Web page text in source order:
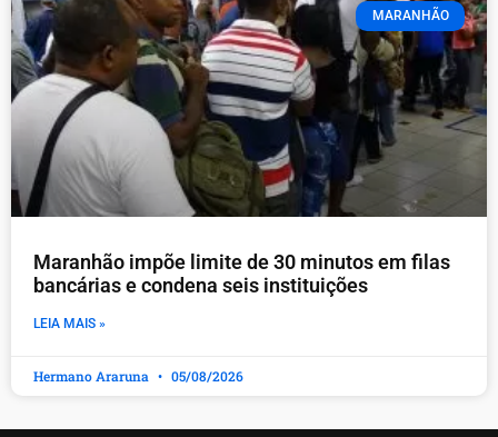
MARANHÃO
Maranhão impõe limite de 30 minutos em filas
bancárias e condena seis instituições
LEIA MAIS »
Hermano Araruna 05/08/2026